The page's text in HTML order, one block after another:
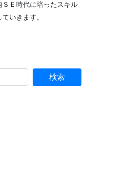
Ｅ時代に培ったスキル
いきます。